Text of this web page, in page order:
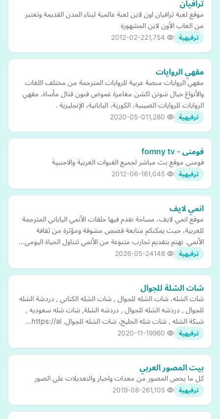
ترافيان
موقع لعبة ترافيان اون لاين لعبة عالمية لبناء المدن القديمة وتعتبر
من العاب الأون لاين المشهورة
ترفيهية 2012-02-22
مقهي الروايات
مقهي الروايات منصة عربية للروايات المترجمة من مختلف اللغات
والأنواع خيال شونن اكشن مغامرة غموض فنون قتال مأساة. مقهي
الروايات للروايات الصينية، الكورية، اليابانية، الإنجليزية .
ترفيهية 2020-05-01
فومنى - fomny tv
فومنى موقع بث مباشر لجميع القنوات العربية والاجنبية
ترفيهية 2012-06-16
انمي لايف
موقع انمي لايف، مساحة نقدم فيها حلقات الأنمي الياباني المترجمة
للعربية، حيث يمكنكم متابعة قصص مشوقة ومؤثرة من ثقافة
الأنمي. نهتم بتقديم تجارب متنوعة من الأنمي تتناول الحياة اليومي…
ترفيهية 2026-05-24
شات الشلة للجوال
شات الشله، شات الشله للجوال , شات الشله الكتابي , دردشة الشله
للجوال , دردشه الشله للجوال , دردشه الشلة, شات شله سعوديه ,
شبكة الشله , شات شله الخليج، شات الشله للجوال. https://al…
ترفيهية 2020-11-19
بيت المصور العربي
كل ما يخص المصور من معدات واخبار والتعديلات علي الصور
ترفيهية 2019-08-26